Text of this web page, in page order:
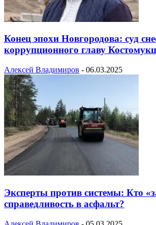
Конец эпохи Новгородова: суд
коррупционного главу
Алексей Владимиров - 06.03.2025
Эксперты против системы: Кто
справедливость в асфальт?